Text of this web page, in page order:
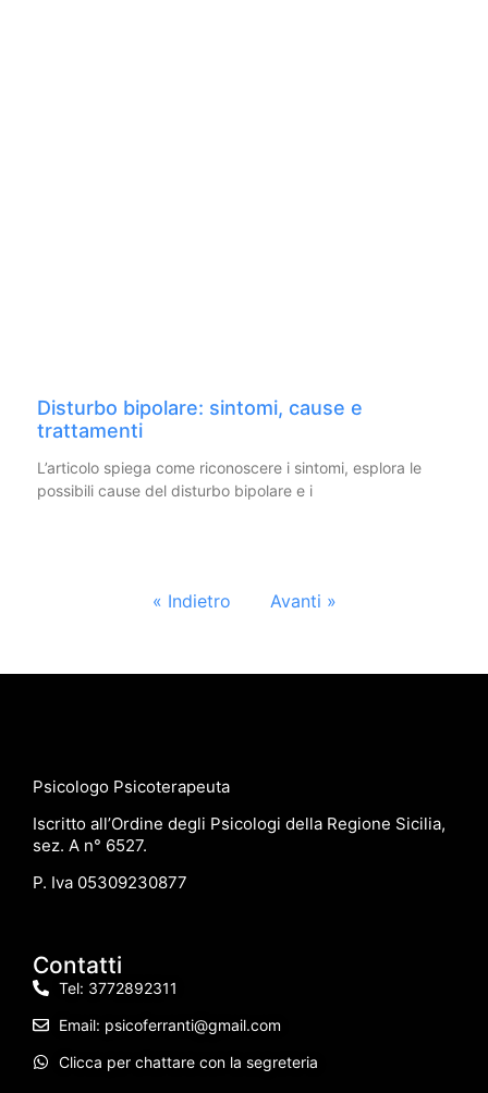
Disturbo bipolare: sintomi, cause e
trattamenti
L’articolo spiega come riconoscere i sintomi, esplora le
possibili cause del disturbo bipolare e i
« Indietro Avanti »
Psicologo Psicoterapeuta
Iscritto all’Ordine degli Psicologi della Regione Sicilia,
sez. A n° 6527.
P. Iva 05309230877
Contatti
Tel: 3772892311
Email: psicoferranti@gmail.com
Clicca per chattare con la segreteria